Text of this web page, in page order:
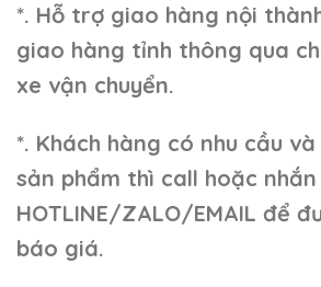
*. Hỗ trợ giao hàng nội
giao hàng tỉnh thông qua
xe vận chuyển.
*. Khách hàng có nhu cầu
sản phẩm thì call hoặc
HOTLINE/ZALO/EMAIL để
báo giá.